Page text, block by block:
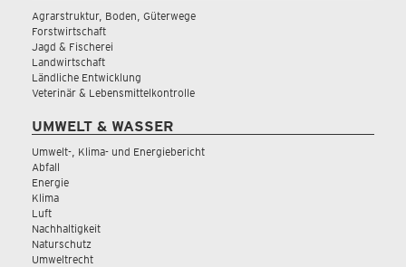
Agrarstruktur, Boden, Güterwege
Forstwirtschaft
Jagd & Fischerei
Landwirtschaft
Ländliche Entwicklung
Veterinär & Lebensmittelkontrolle
UMWELT & WASSER
Umwelt-, Klima- und Energiebericht
Abfall
Energie
Klima
Luft
Nachhaltigkeit
Naturschutz
Umweltrecht